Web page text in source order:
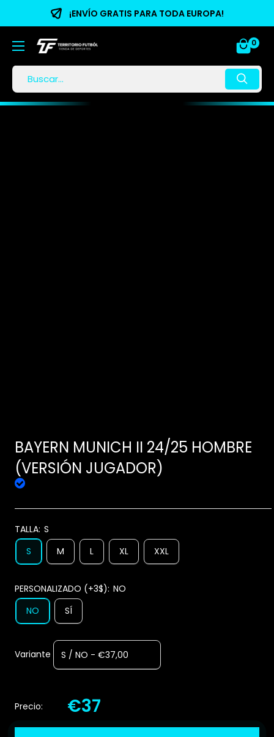
¡ENVÍO GRATIS PARA TODA EUROPA!
0
BAYERN MUNICH II 24/25 HOMBRE
(VERSIÓN JUGADOR)
TALLA: S
S
M L XL XXL
PERSONALIZADO (+3$): NO
NO
SÍ
Variante
Precio: €37